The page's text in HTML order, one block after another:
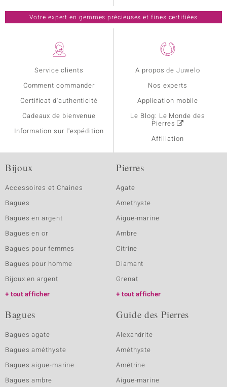
Service clients
Comment commander
Certificat d'authenticité
Cadeaux de bienvenue
Information sur l'expédition
A propos de Juwelo
Nos experts
Application mobile
Le Blog: Le Monde des
Pierres
Affiliation
Votre expert en gemmes précieuses et fines certifiées
Bijoux
Accessoires et Chaines
Bagues
Bagues en argent
Bagues en or
Bagues pour femmes
Bagues pour homme
Bijoux en argent
tout afficher
Pierres
Agate
Amethyste
Aigue-marine
Ambre
Citrine
Diamant
Grenat
tout afficher
Bagues
Bagues agate
Bagues améthyste
Bagues aigue-marine
Bagues ambre
Guide des Pierres
Alexandrite
Améthyste
Amétrine
Aigue-marine